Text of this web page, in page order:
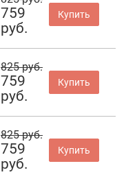
759
руб.
Купить
825 руб.
759
руб.
Купить
825 руб.
759
руб.
Купить